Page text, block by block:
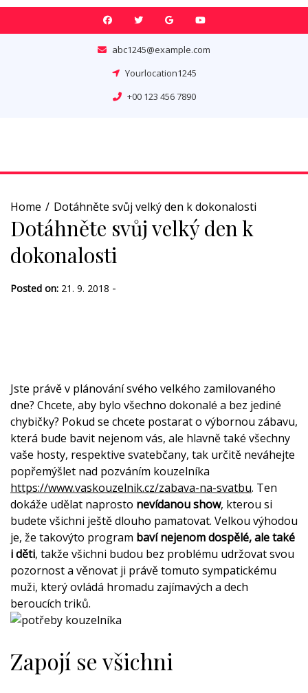
Skip
abc1245@example.com
Yourlocation1245
+00 123 456 7890
Home Dotáhněte svůj velký den k dokonalosti
Dotáhněte svůj velký den k
dokonalosti
Posted on: 21. 9. 2018 -
Jste právě v plánování svého velkého zamilovaného
dne? Chcete, aby bylo všechno dokonalé a bez jediné
chybičky? Pokud se chcete postarat o výbornou zábavu,
která bude bavit nejenom vás, ale hlavně také všechny
vaše hosty, respektive svatebčany, tak určitě neváhejte
popřemýšlet nad pozváním kouzelníka
https://www.vaskouzelnik.cz/zabava-na-svatbu. Ten
dokáže udělat naprosto nevídanou show, kterou si
budete všichni ještě dlouho pamatovat. Velkou výhodou
je, že takovýto program baví nejenom dospělé, ale také
i děti, takže všichni budou bez problému udržovat svou
pozornost a věnovat ji právě tomuto sympatickému
muži, který ovládá hromadu zajímavých a dech
beroucích triků.
Zapojí se všichni